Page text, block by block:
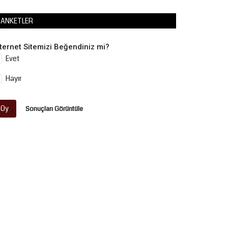
ANKETLER
Sitemizi Beğendiniz mi?
Evet
Hayır
Oy Sonuçları Görüntüle